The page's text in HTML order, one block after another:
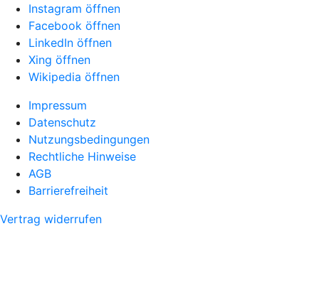
Instagram öffnen
Facebook öffnen
LinkedIn öffnen
Xing öffnen
Wikipedia öffnen
Impressum
Datenschutz
Nutzungsbedingungen
Rechtliche Hinweise
AGB
Barrierefreiheit
Vertrag widerrufen